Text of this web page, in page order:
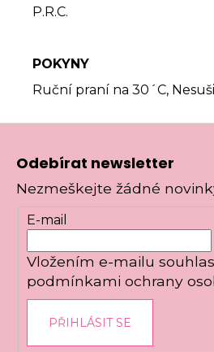
P.R.C.
POKYNY
Ruční praní na 30´C,
Z
Odebírat newsletter
Nezmeškejte žádné
E-mail
Vložením e-mailu
podmínkami ochrany
PŘIHLÁSIT SE